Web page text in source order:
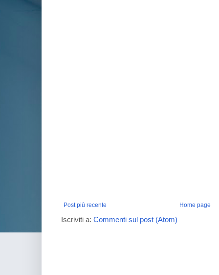
Post più recente Home page
Iscriviti a: Commenti sul post (Atom)